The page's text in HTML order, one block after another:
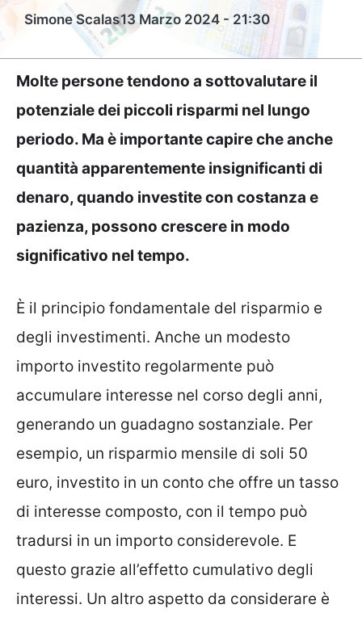
Simone Scalas13 Marzo 2024 - 21:30
Molte persone tendono a sottovalutare il
potenziale dei piccoli risparmi nel lungo
periodo. Ma è importante capire che anche
quantità apparentemente insignificanti di
denaro, quando investite con costanza e
pazienza, possono crescere in modo
significativo nel tempo.
È il principio fondamentale del risparmio e
degli investimenti. Anche un modesto
importo investito regolarmente può
accumulare interesse nel corso degli anni,
generando un guadagno sostanziale. Per
esempio, un risparmio mensile di soli 50
euro, investito in un conto che offre un tasso
di interesse composto, con il tempo può
tradursi in un importo considerevole. E
questo grazie all’effetto cumulativo degli
interessi. Un altro aspetto da considerare è